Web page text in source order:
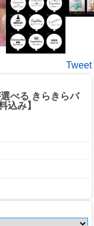
Tweet
べる きらきらバ
込み】